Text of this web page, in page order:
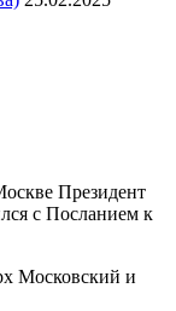
Президент
с Посланием к
Московский и